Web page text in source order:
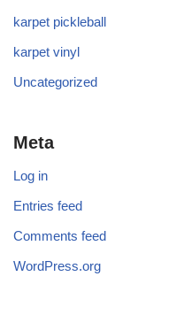
karpet pickleball
karpet vinyl
Uncategorized
Meta
Log in
Entries feed
Comments feed
WordPress.org